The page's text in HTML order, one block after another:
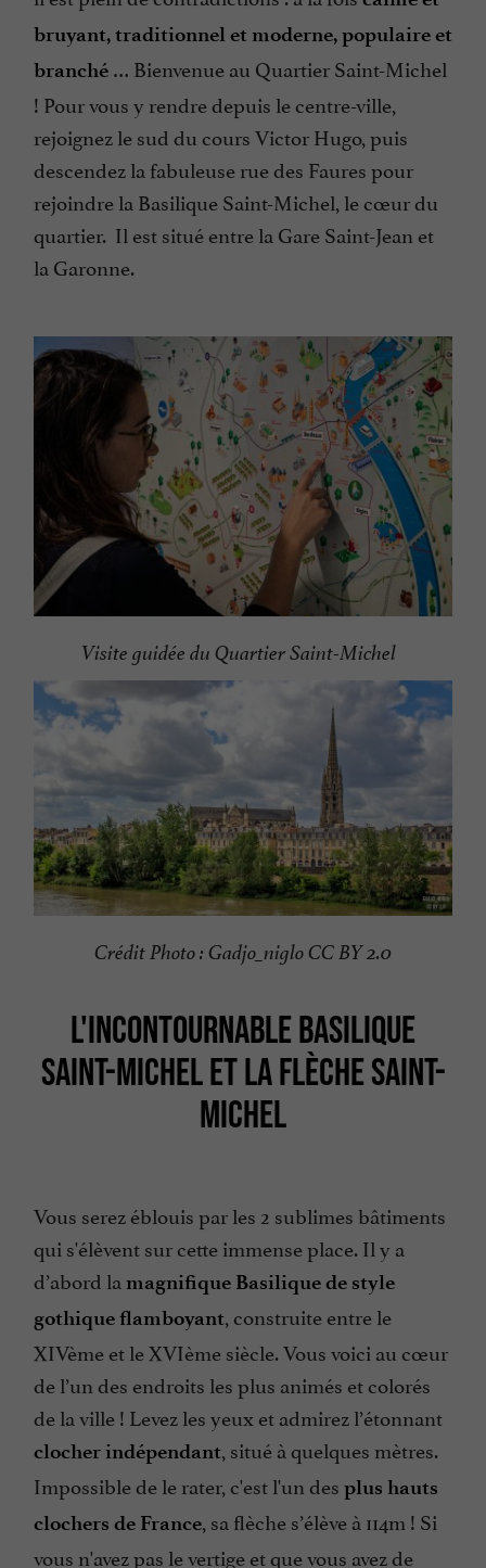
bruyant, traditionnel et moderne, populaire et
branché … Bienvenue au Quartier Saint-Michel
! Pour vous y rendre depuis le centre-ville,
rejoignez le sud du cours Victor Hugo, puis
descendez la fabuleuse rue des Faures pour
rejoindre la Basilique Saint-Michel, le cœur du
quartier. Il est situé entre la Gare Saint-Jean et
la Garonne.
Visite guidée du Quartier Saint-Michel
Crédit Photo : Gadjo_niglo CC BY 2.0
L'INCONTOURNABLE BASILIQUE
SAINT-MICHEL ET LA FLÈCHE SAINT-
MICHEL
Vous serez éblouis par les 2 sublimes bâtiments
qui s'élèvent sur cette immense place. Il y a
d’abord la magnifique Basilique de style
gothique flamboyant , construite entre le
XIVème et le XVIème siècle. Vous voici au cœur
de l’un des endroits les plus animés et colorés
de la ville ! Levez les yeux et admirez l’étonnant
clocher indépendant , situé à quelques mètres.
Impossible de le rater, c'est l'un des plus hauts
clochers de France , sa flèche s’élève à 114m ! Si
vous n'avez pas le vertige et que vous avez de